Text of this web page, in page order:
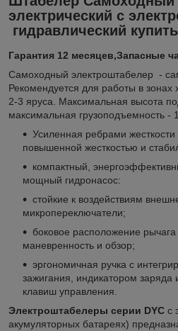
электрический с
гидравлический
Гарантия 12 месяцев,Запасные
Самоходный электроштабелер -
Рекомендуется для работы в
2-3 яруса. Максимальная высота
максимальная грузоподъемность -
Усиленная ребрами жесткости
повышенной жесткостью и
компактный,
мощный гидронасос:
стойкие к воздействиям
микропереключатели;
боковое расположение
маневренность и обзор;
эргономичная ручка с
зажигания, индикатором
клавиш управления.
Электроштабелеры серии DYC с
акумуляторных батареях)